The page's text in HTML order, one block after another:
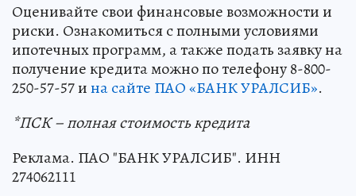
Оценивайте свои финансовые возможности и
риски. Ознакомиться с полными условиями
ипотечных программ, а также подать заявку на
получение кредита можно по телефону 8-800-
250-57-57 ина сайте ПАО «БАНК УРАЛСИБ».
*ПСК – полная стоимость кредита
Реклама. ПАО "БАНК УРАЛСИБ". ИНН
274062111